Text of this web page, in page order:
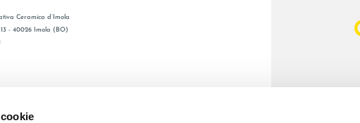
Ceramica d’Imola
- 40026 Imola (BO)